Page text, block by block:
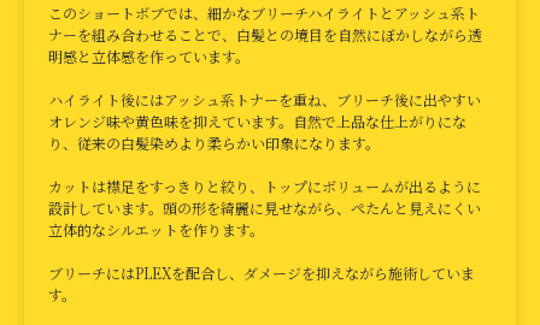
このショートボブでは、細かなブリーチハイライトとアッシュ系ト
ナーを組み合わせることで、白髪との境目を自然にぼかしながら透
明感と立体感を作っています。
ハイライト後にはアッシュ系トナーを重ね、ブリーチ後に出やすい
オレンジ味や黄色味を抑えています。自然で上品な仕上がりにな
り、従来の白髪染めより柔らかい印象になります。
カットは襟足をすっきりと絞り、トップにボリュームが出るように
設計しています。頭の形を綺麗に見せながら、ぺたんと見えにくい
立体的なシルエットを作ります。
ブリーチにはPLEXを配合し、ダメージを抑えながら施術していま
す。